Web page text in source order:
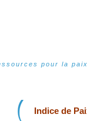
pour la paix
Indice de